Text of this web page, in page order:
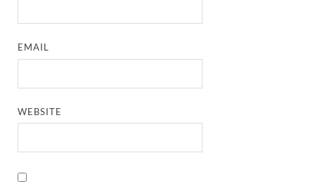
EMAIL
WEBSITE